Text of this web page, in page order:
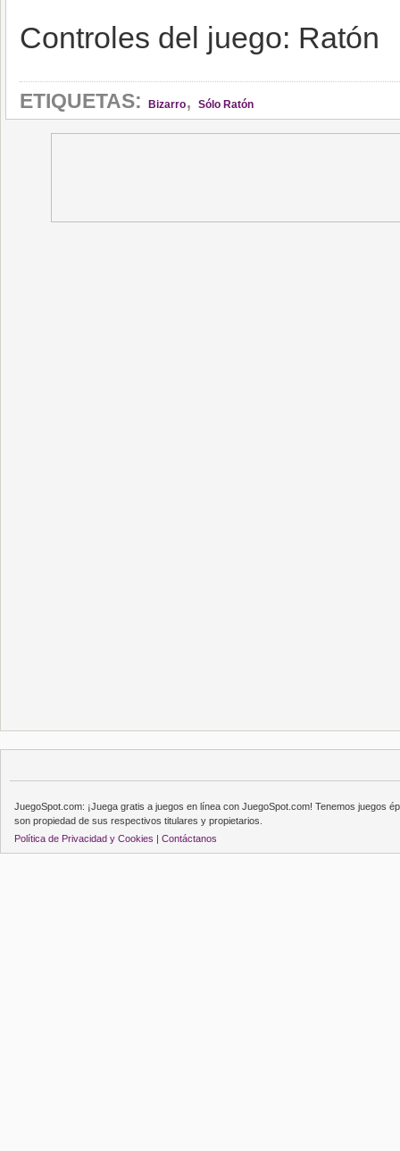
Controles del juego: Ratón
ETIQUETAS: Bizarro, Sólo Ratón
JuegoSpot.com: ¡Juega gratis a juegos en línea con JuegoSpot.com! Tenemos juegos
son propiedad de sus respectivos titulares y propietarios.
Política de Privacidad y Cookies | Contáctanos